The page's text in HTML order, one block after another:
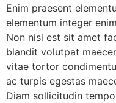
Enim praesent
elementum integer
Non nisi est sit amet
blandit volutpat
vitae tortor
ac turpis egestas
Diam sollicitudin